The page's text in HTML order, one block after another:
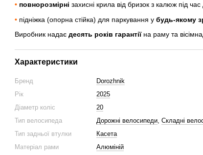
• повнорозмірні захисні крила від бризок з калюж під
• підніжка (опорна стійка) для паркування у будь-якому
Виробник надає десять років гарантії на раму та
Характеристики
Бренд
Dorozhnik
Рік
2025
Діаметр коліс
20
Тип велосипеда
Дорожні велосипеди, Складні
Тип задньої втулки
Касета
Матеріал рами
Алюміній